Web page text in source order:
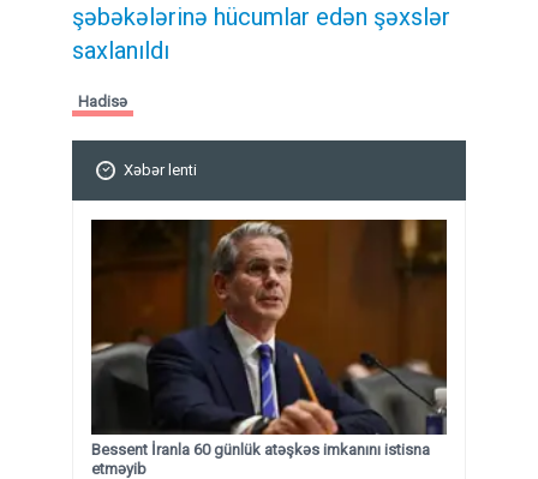
şəbəkələrinə hücumlar edən şəxslər
saxlanıldı
Hadisə
Xəbər lenti
Bessent İranla 60 günlük atəşkəs imkanını istisna
etməyib